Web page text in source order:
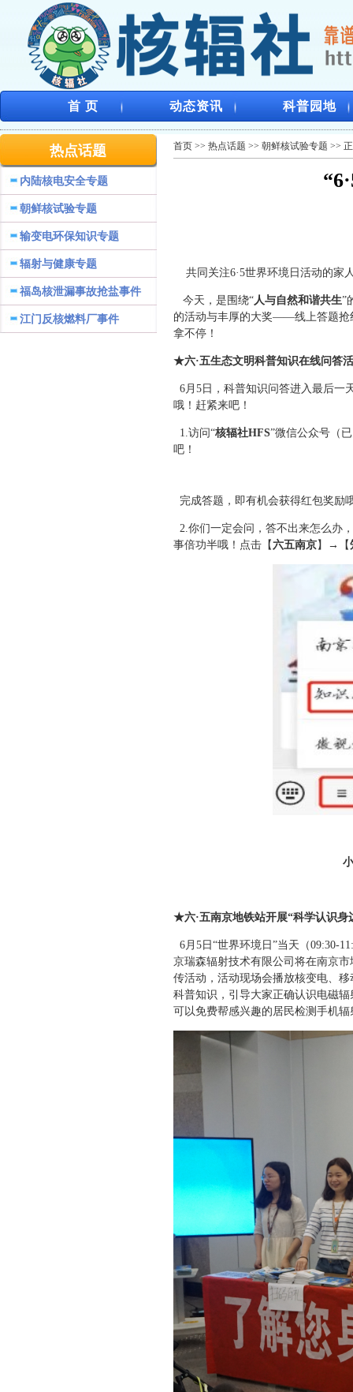
首 页 动态资讯 科普园地
热点话题
内陆核电安全专题
朝鲜核试验专题
输变电环保知识专题
辐射与健康专题
福岛核泄漏事故抢盐事件
江门反核燃料厂事件
首页 >> 热点话题 >> 朝鲜核试验专题 >>
共同关注6·5世界环境日活动的家
今天，是围绕“人与自然和谐共生”
的活动与丰厚的大奖——线上答题抢
拿不停！
★六·五生态文明科普知识在线问答
6月5日，科普知识问答进入最后一
哦！赶紧来吧！
1.访问“核辐社HFS”微信公众号（
吧！
完成答题，即有机会获得红包奖励
2.你们一定会问，答不出来怎么办
事倍功半哦！点击【六五南京】→【
★六·五南京地铁站开展“科学认识
6月5日“世界环境日”当天（09:30-
京瑞森辐射技术有限公司将在南京
传活动，活动现场会播放核变电、
科普知识，引导大家正确认识电磁
可以免费帮感兴趣的居民检测手机